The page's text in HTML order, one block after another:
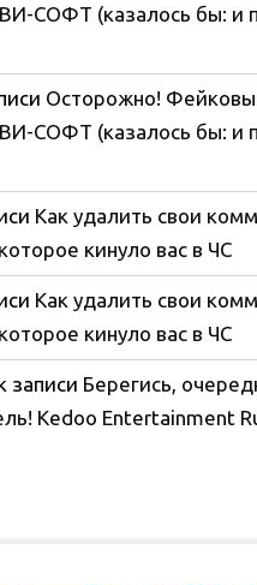
СОФТ (казалось бы: и
Осторожно!
СОФТ (казалось бы: и
Как удалить свои
кинуло вас в ЧС
Как удалить свои
кинуло вас в ЧС
записи Берегись,
Kedoo Entertainment